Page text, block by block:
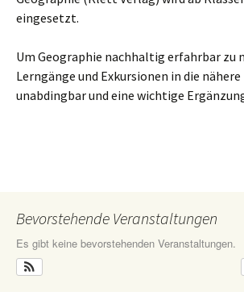
eingesetzt.
Um Geographie nachhaltig erfahrbar zu
Lerngänge und Exkursionen in die
unabdingbar und eine wichtige
Bevorstehende Veranstaltungen
Es gibt keine bevorstehenden Veranstaltungen.